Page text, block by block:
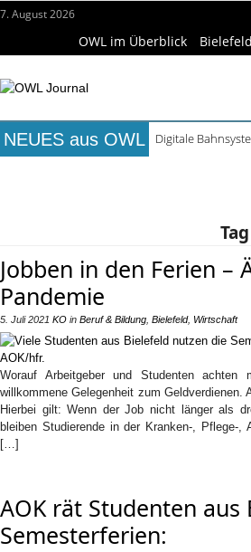
7. August 2026
OWL im Überblick Bielefeld
NEUES aus OWL
Digitale
Jobben in den Ferien –
Pandemie
5. Juli 2021 KO in Beruf & Bildung Bielefeld, Wirtschaft
Worauf Arbeitgeber und Studenten
willkommene Gelegenheit zum
Hierbei gilt: Wenn der Job nicht länger als
bleiben Studierende in der Kranken-, Pflege-
[…]
AOK rät Studenten
Semesterferien: